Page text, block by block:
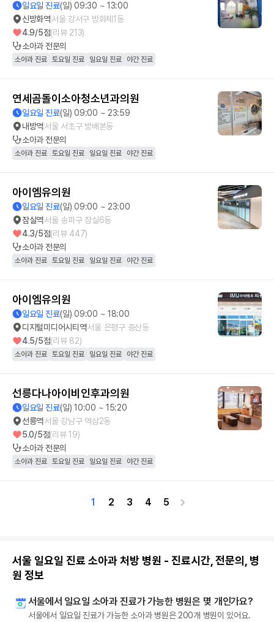
일요일 진료(일) 09:30 ~ 13:00
신방화역서울 강서구 방화제1동
4.9/5점(리뷰 213)
소아과전문의
소아과 진료 토요일 진료 일요일 진료 야간 진료
연세곰돌이소아청소년과의원
일요일 진료(일) 09:00 ~ 23:59
내방역서울 서초구 방배본동
소아과전문의
소아과 진료 토요일 진료 일요일 진료 야간 진료
아이엠유의원
일요일 진료(일) 09:00 ~ 23:00
잠실역서울 송파구 잠실6동
4.3/5점(리뷰 447)
소아과전문의
소아과 진료 토요일 진료 일요일 진료 야간 진료
아이엠유의원
일요일 진료(일) 09:00 ~ 18:00
디지털미디어시티역서울 은평구 증산동
4.5/5점(리뷰 82)
소아과 진료 토요일 진료 일요일 진료 야간 진료
선릉다나아이비인후과의원
일요일 진료(일) 10:00 ~ 15:20
선릉역서울 강남구 역삼2동
5.0/5점(리뷰19)
소아과전문의
소아과 진료 토요일 진료 일요일 진료 야간 진료
1 2 3 4 5
서울 일요일 진료 소아과 처방 병원 - 진료시간, 전문의, 병
원 정보
서울에서 일요일 소아과 진료가 가능한 병원은 몇 개인가요?
서울에서 일요일 진료가 가능한 소아과 병원은 200개 병원이 있어요.